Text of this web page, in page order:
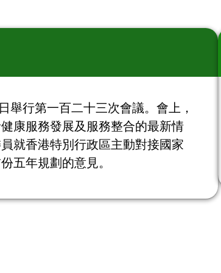
行第一百二十三次會議。會上，
康服務發展及服務整合的最新情
就香港特別行政區主動對接國家
五年規劃的意見。